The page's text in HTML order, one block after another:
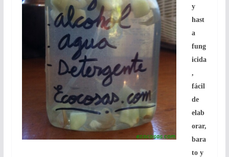
y
hast
a
fung
icida
,
fácil
de
elab
orar,
bara
to y